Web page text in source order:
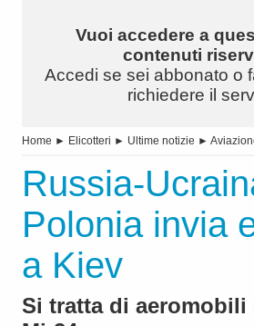
Vuoi accedere a
contenuti
Accedi se sei abbonato o
richiedere il
Home ► Elicotteri ► Ultime notizie ►
Russia-
Polonia invia
a Kiev
Si tratta di aeromobili